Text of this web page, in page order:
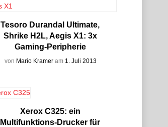
Tesoro Durandal Ultimate,
Shrike H2L, Aegis X1: 3x
Gaming-Peripherie
von Mario Krameram 1. Juli 2013
Xerox C325: ein
Multifunktions-Drucker für